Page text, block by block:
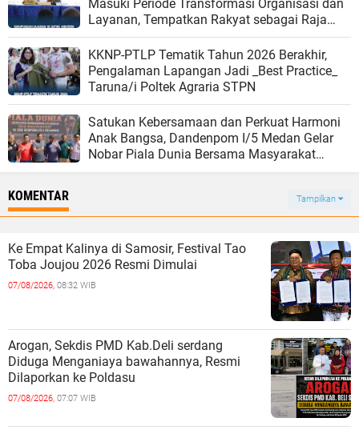
Masuki Periode Transformasi Organisasi dan
Layanan, Tempatkan Rakyat sebagai Raja
yang Harus Dilayani
KKNP-PTLP Tematik Tahun 2026 Berakhir,
Pengalaman Lapangan Jadi _Best Practice_
Taruna/i Poltek Agraria STPN
Satukan Kebersamaan dan Perkuat Harmoni
Anak Bangsa, Dandenpom I/5 Medan Gelar
Nobar Piala Dunia Bersama Masyarakat
KOMENTAR
Tampilkan
Ke Empat Kalinya di Samosir, Festival Tao
Toba Joujou 2026 Resmi Dimulai
07/08/2026, 08:32 WIB
‎Arogan, Sekdis PMD Kab.Deli serdang
Diduga Menganiaya bawahannya, Resmi
Dilaporkan ke Poldasu
07/08/2026, 07:07 WIB